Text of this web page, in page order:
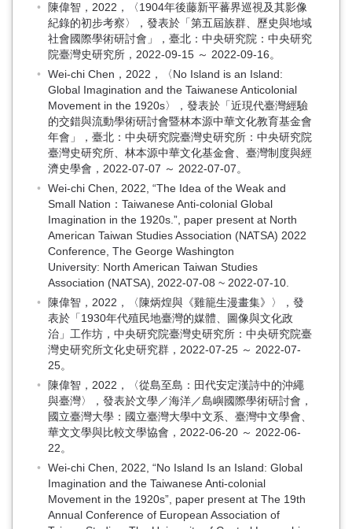
陳偉智，2022，〈1904年後藤新平蕃界巡視及其影像
紀錄的初步考察〉，發表於「第五屆族群、歷史與地域
社會國際學術研討會」，臺北：中央研究院：中央研究
院臺灣史研究所，2022-09-15 ～ 2022-09-16。
Wei-chi Chen，2022，〈No Island is an Island:
Global Imagination and the Taiwanese Anticolonial
Movement in the 1920s〉，發表於「近現代臺灣經驗
的交錯與流動學術研討會暨林本源中華文化教育基金會
年會」，臺北：中央研究院臺灣史研究所：中央研究院
臺灣史研究所、林本源中華文化基金會、臺灣制度與經
濟史學會，2022-07-07 ～ 2022-07-07。
Wei-chi Chen, 2022, “The Idea of the Weak and
Small Nation：Taiwanese Anti-colonial Global
Imagination in the 1920s.”, paper present at North
American Taiwan Studies Association (NATSA) 2022
Conference, The George Washington
University: North American Taiwan Studies
Association (NATSA), 2022-07-08 ~ 2022-07-10.
陳偉智，2022，〈陳炳煌與《雞籠生漫畫集》〉，發
表於「1930年代殖民地臺灣的媒體、圖像與文化政
治」工作坊，中央研究院臺灣史研究所：中央研究院臺
灣史研究所文化史研究群，2022-07-25 ～ 2022-07-
25。
陳偉智，2022，〈從島至島：田代安定漢詩中的沖繩
與臺灣〉，發表於文學／海洋／島嶼國際學術研討會，
國立臺灣大學：國立臺灣大學中文系、臺灣中文學會、
華文文學與比較文學協會，2022-06-20 ～ 2022-06-
22。
Wei-chi Chen, 2022, “No Island Is an Island: Global
Imagination and the Taiwanese Anti-colonial
Movement in the 1920s”, paper present at The 19th
Annual Conference of European Association of